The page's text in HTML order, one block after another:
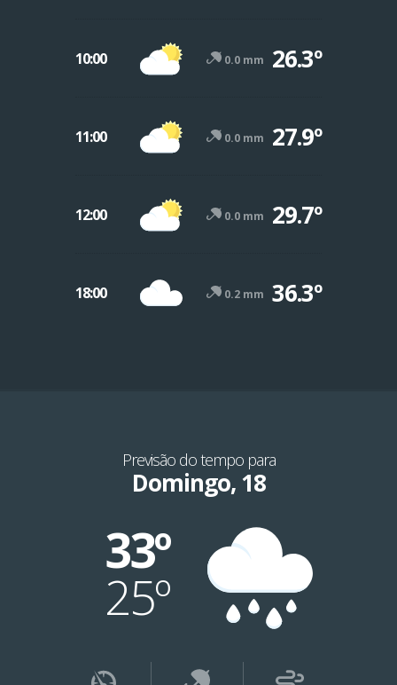
10:00 0.0 mm 26.3º
11:00 0.0 mm 27.9º
12:00 0.0 mm 29.7º
18:00 0.2 mm 36.3º
Previsão do tempo para
Domingo, 18
33º
25º